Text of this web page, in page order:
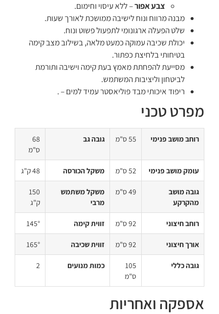
צבע אפור– ללא עיסוי וחימום.
מבנה מרווח ונוח לישיבה ממושכת לאורך שעות.
שלט הפעלה ארגונומי לתפעול פשוט ונוח.
יכולת שכיבה עמוקה כמעט מלאה, בשילוב מצב קימה
בטיחותי בלחיצת כפתור.
מסייעת להפחתת מאמץ בעת קימה וישיבה ותורמת
לביטחון וליציבות המשתמש.
ריפוד איכותי מבד פוליאסטר עמיד למים – .
מפרט טכני
רוחב מושב פנימי 55 ס"מ גובה גב
68
ס"מ
עומק מושב פנימי 52 ס"מ משקל הכורסה 48 ק"ג
גובה מושב
מהקרקע
49 ס"מ
משקל משתמש
מרבי
150
ק"ג
רוחב חיצוני 92 ס"מ זווית קימה 145°
אורך חיצוני 92 ס"מ זווית שכיבה 165°
גובה כללי
105
ס"מ
כמות מנועים 2
אספקה ואחריות